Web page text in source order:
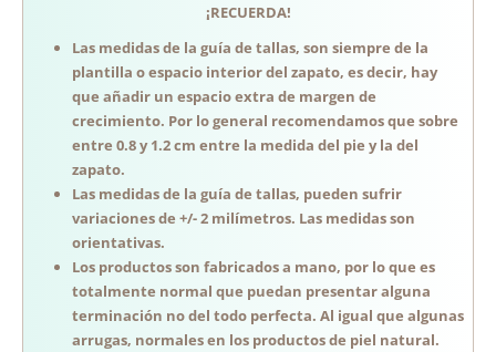
¡RECUERDA!
Las medidas de la guía de tallas, son siempre de la
plantilla o espacio interior del zapato, es decir, hay
que añadir un espacio extra de margen de
crecimiento. Por lo general recomendamos que sobre
entre 0.8 y 1.2 cm entre la medida del pie y la del
zapato.
Las medidas de la guía de tallas, pueden sufrir
variaciones de +/- 2 milímetros. Las medidas son
orientativas.
Los productos son fabricados a mano, por lo que es
totalmente normal que puedan presentar alguna
terminación no del todo perfecta. Al igual que algunas
arrugas, normales en los productos de piel natural.